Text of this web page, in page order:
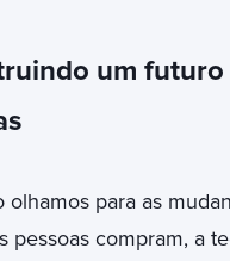
um futuro
olhamos para as
pessoas compram, a